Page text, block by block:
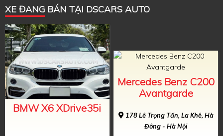
XE ĐANG BÁN TẠI DSCARS AUTO
BMW X6 XDrive35i
Mercedes Benz C200
Avantgarde
178 Lê Trọng Tấn, La Khê, Hà
Đông - Hà Nội